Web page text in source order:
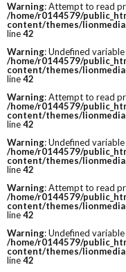
Warning: Attempt to read
/home/r0144579/
content/themes/
line42
Warning: Undefined
/home/r0144579/
content/themes/
line42
Warning: Attempt to read
/home/r0144579/
content/themes/
line42
Warning: Undefined
/home/r0144579/
content/themes/
line42
Warning: Attempt to read
/home/r0144579/
content/themes/
line42
Warning: Undefined
/home/r0144579/
content/themes/
line42